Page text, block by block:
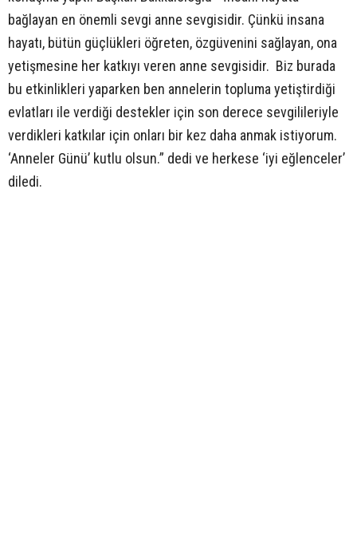
bağlayan en önemli sevgi anne sevgisidir. Çünkü insana
hayatı, bütün güçlükleri öğreten, özgüvenini sağlayan, ona
yetişmesine her katkıyı veren anne sevgisidir. Biz burada
bu etkinlikleri yaparken ben annelerin topluma yetiştirdiği
evlatları ile verdiği destekler için son derece sevgilileriyle
verdikleri katkılar için onları bir kez daha anmak istiyorum.
‘Anneler Günü’ kutlu olsun.” dedi ve herkese ‘iyi eğlenceler’
diledi.